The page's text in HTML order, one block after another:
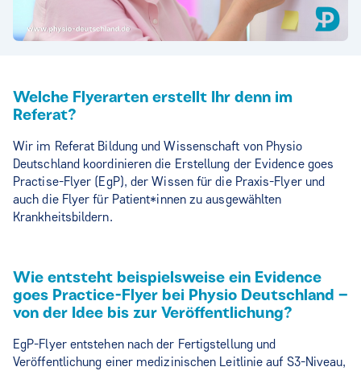
Welche Flyerarten erstellt Ihr denn im
Referat?
Wir im Referat Bildung und Wissenschaft von Physio
Deutschland koordinieren die Erstellung der Evidence goes
Practise-Flyer (EgP), der Wissen für die Praxis-Flyer und
auch die Flyer für Patient*innen zu ausgewählten
Krankheitsbildern.
Wie entsteht beispielsweise ein Evidence
goes Practice-Flyer bei Physio Deutschland –
von der Idee bis zur Veröffentlichung?
EgP-Flyer entstehen nach der Fertigstellung und
Veröffentlichung einer medizinischen Leitlinie auf S3-Niveau,